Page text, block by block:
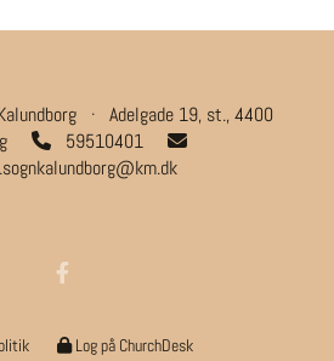
· Adelgade 19, st., 4400
 59510401 
Log på ChurchDesk